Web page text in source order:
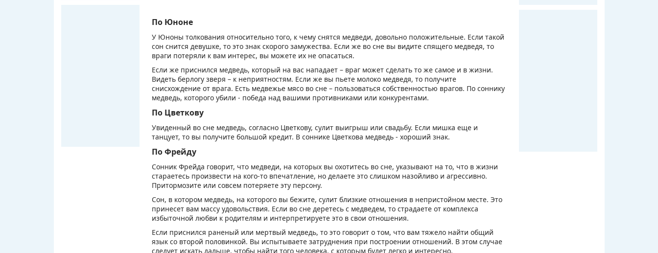
По Юноне
У Юноны толкования относительно того, к чему снятся медведи, довольно положительные. Если такой
сон снится девушке, то это знак скорого замужества. Если же во сне вы видите спящего медведя, то
враги потеряли к вам интерес, вы можете их не опасаться.
Если же приснился медведь, который на вас нападает – враг может сделать то же самое и в жизни.
Видеть берлогу зверя – к неприятностям. Если же вы пьете молоко медведя, то получите
снисхождение от врага. Есть медвежье мясо во сне – пользоваться собственностью врагов. По соннику
медведь, которого убили - победа над вашими противниками или конкурентами.
По Цветкову
Увиденный во сне медведь, согласно Цветкову, сулит выигрыш или свадьбу. Если мишка еще и
танцует, то вы получите большой кредит. В соннике Цветкова медведь - хороший знак.
По Фрейду
Сонник Фрейда говорит, что медведи, на которых вы охотитесь во сне, указывают на то, что в жизни
стараетесь произвести на кого-то впечатление, но делаете это слишком назойливо и агрессивно.
Притормозите или совсем потеряете эту персону.
Сон, в котором медведь, на которого вы бежите, сулит близкие отношения в непристойном месте. Это
принесет вам массу удовольствия. Если во сне деретесь с медведем, то страдаете от комплекса
избыточной любви к родителям и интерпретируете это в свои отношения.
Если приснился раненый или мертвый медведь, то это говорит о том, что вам тяжело найти общий
язык со второй половинкой. Вы испытываете затруднения при построении отношений. В этом случае
следует искать дальше, чтобы найти того человека, с которым будет легко и интересно.